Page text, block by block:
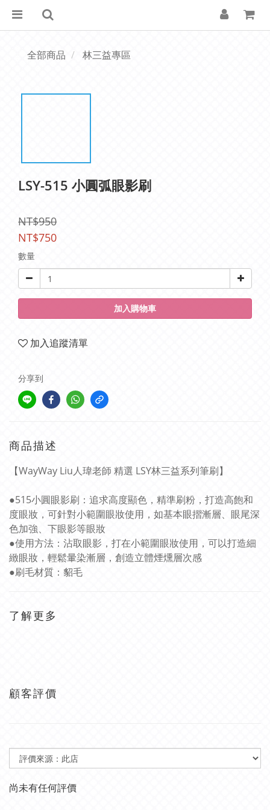
全部商品 林三益專區
LSY-515 小圓弧眼影刷
NT$950
NT$750
數量
加入購物車
加入追蹤清單
分享到
商品描述
【WayWay Liu人瑋老師 精選 LSY林三益系列筆刷】
●515小圓眼影刷：追求高度顯色，精準刷粉，打造高飽和
度眼妝，可針對小範圍眼妝使用，如基本眼摺漸層、眼尾深
色加強、下眼影等眼妝
●使用方法：沾取眼影，打在小範圍眼妝使用，可以打造細
緻眼妝，輕鬆暈染漸層，創造立體煙燻層次感
●刷毛材質：貂毛
了解更多
顧客評價
尚未有任何評價